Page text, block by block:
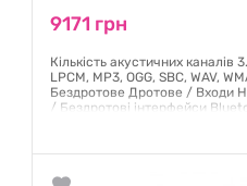
9171 грн
Кількість акустичних
LPCM, MP3, OGG, SBC, WAV,
Бездротове Дротове / Входи
/ Бездротові інтерфейси
Гарантия:12 месяцев